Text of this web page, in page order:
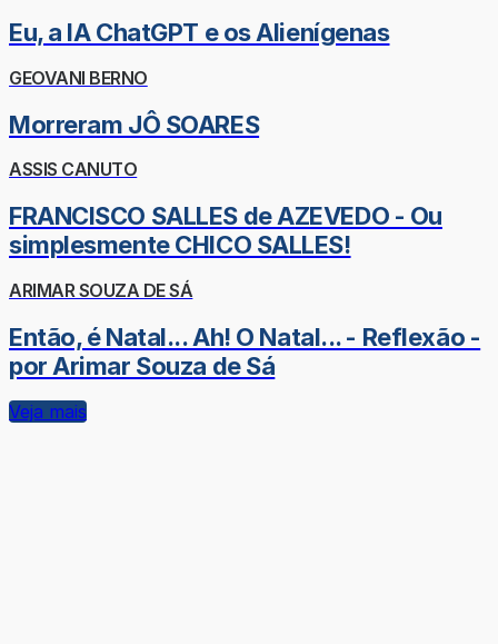
Eu, a IA ChatGPT e os Alienígenas
GEOVANI BERNO
Morreram JÔ SOARES
ASSIS CANUTO
FRANCISCO SALLES de AZEVEDO - Ou
simplesmente CHICO SALLES!
ARIMAR SOUZA DE SÁ
Então, é Natal... Ah! O Natal... - Reflexão -
por Arimar Souza de Sá
Veja mais